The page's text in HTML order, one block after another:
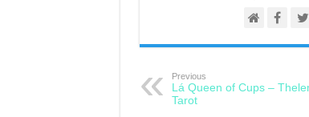
Previous
Lá Queen of Cups –
Tarot